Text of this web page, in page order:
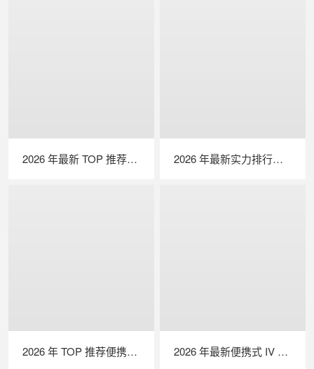
2026 年最新 TOP 推荐｜便携式 EL 检测仪实力排行，LAILX LXG50 深度测评 2026 年最新实力排行｜无人机 EL 检测系统 TOP 推荐，LAILX LXH210 深度解析
2026 年 TOP 推荐便携式 EL 检测仪｜行业实力品牌深度测评 2026 年最新便携式 IV 测试仪实力排行｜深度解析光伏户外性能检测优选设备